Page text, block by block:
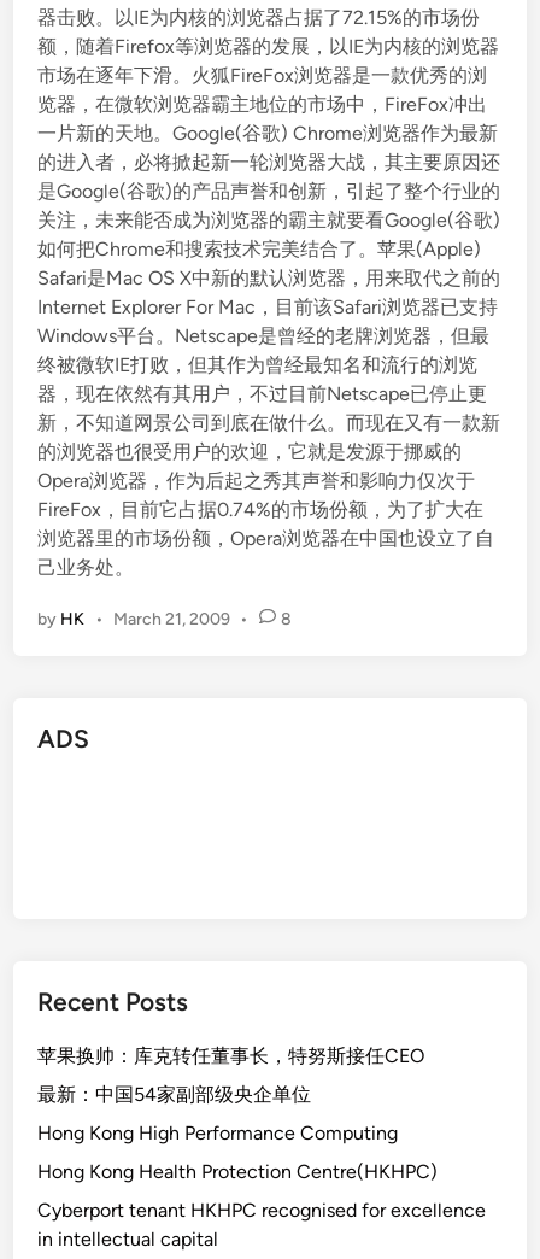
器击败。以IE为内核的浏览器占据了72.15%的市场份
额，随着Firefox等浏览器的发展，以IE为内核的浏览器
市场在逐年下滑。火狐FireFox浏览器是一款优秀的浏
览器，在微软浏览器霸主地位的市场中，FireFox冲出
一片新的天地。Google(谷歌) Chrome浏览器作为最新
的进入者，必将掀起新一轮浏览器大战，其主要原因还
是Google(谷歌)的产品声誉和创新，引起了整个行业的
关注，未来能否成为浏览器的霸主就要看Google(谷歌)
如何把Chrome和搜索技术完美结合了。苹果(Apple)
Safari是Mac OS X中新的默认浏览器，用来取代之前的
Internet Explorer For Mac，目前该Safari浏览器已支持
Windows平台。Netscape是曾经的老牌浏览器，但最
终被微软IE打败，但其作为曾经最知名和流行的浏览
器，现在依然有其用户，不过目前Netscape已停止更
新，不知道网景公司到底在做什么。而现在又有一款新
的浏览器也很受用户的欢迎，它就是发源于挪威的
Opera浏览器，作为后起之秀其声誉和影响力仅次于
FireFox，目前它占据0.74%的市场份额，为了扩大在
浏览器里的市场份额，Opera浏览器在中国也设立了自
己业务处。
by HK • March 21, 2009 • 8
ADS
Recent Posts
苹果换帅：库克转任董事长，特努斯接任CEO
最新：中国54家副部级央企单位
Hong Kong High Performance Computing
Hong Kong Health Protection Centre(HKHPC)
Cyberport tenant HKHPC recognised for excellence
in intellectual capital